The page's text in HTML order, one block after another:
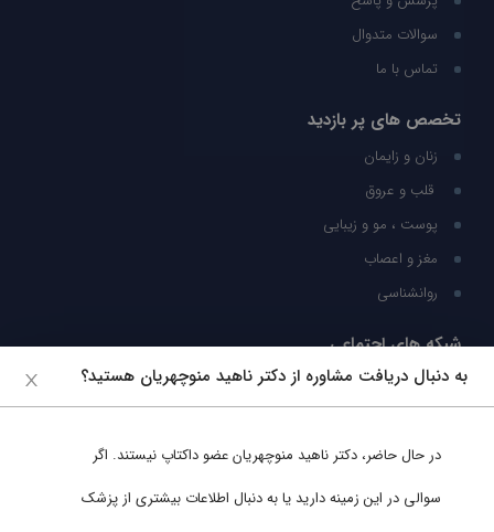
سوالات متدوال
تماس با ما
تخصص های پر بازدید
زنان و زایمان
قلب و عروق
پوست ، مو و زیبایی
مغز و اعصاب
روانشناسی
شبکه های اجتماعی
ما را در شبکه های اجتماعی دنبال کنید
به دنبال دریافت مشاوره از دکتر ناهید منوچهریان هستید؟
در حال حاضر، دکتر ناهید منوچهریانعضو داکتاپ نیستند. اگر
سوالی در این زمینه دارید یا به دنبال اطلاعات بیشتری از پزشک